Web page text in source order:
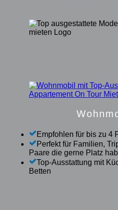
Empfohlen für bis zu 4
Perfekt für Familien,
Paare die gerne Platz
Top-Ausstattung mit
Betten